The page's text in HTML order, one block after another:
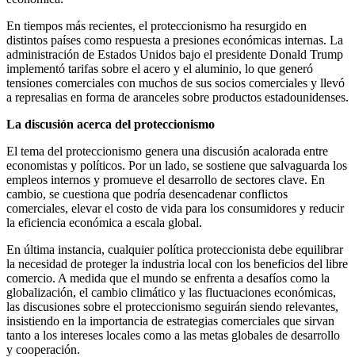
En tiempos más recientes, el proteccionismo ha resurgido en
distintos países como respuesta a presiones económicas internas. La
administración de Estados Unidos bajo el presidente Donald Trump
implementó tarifas sobre el acero y el aluminio, lo que generó
tensiones comerciales con muchos de sus socios comerciales y llevó
a represalias en forma de aranceles sobre productos estadounidenses.
La discusión acerca del proteccionismo
El tema del proteccionismo genera una discusión acalorada entre
economistas y políticos. Por un lado, se sostiene que salvaguarda los
empleos internos y promueve el desarrollo de sectores clave. En
cambio, se cuestiona que podría desencadenar conflictos
comerciales, elevar el costo de vida para los consumidores y reducir
la eficiencia económica a escala global.
En última instancia, cualquier política proteccionista debe equilibrar
la necesidad de proteger la industria local con los beneficios del libre
comercio. A medida que el mundo se enfrenta a desafíos como la
globalización, el cambio climático y las fluctuaciones económicas,
las discusiones sobre el proteccionismo seguirán siendo relevantes,
insistiendo en la importancia de estrategias comerciales que sirvan
tanto a los intereses locales como a las metas globales de desarrollo
y cooperación.